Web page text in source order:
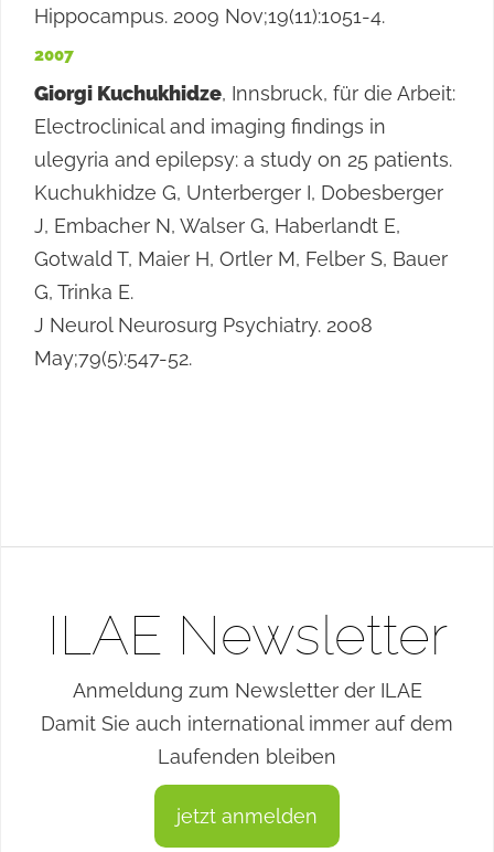
Hippocampus. 2009 Nov;19(11):1051-4.
2007
Giorgi Kuchukhidze, Innsbruck, für die Arbeit:
Electroclinical and imaging findings in
ulegyria and epilepsy: a study on 25 patients.
Kuchukhidze G, Unterberger I, Dobesberger
J, Embacher N, Walser G, Haberlandt E,
Gotwald T, Maier H, Ortler M, Felber S, Bauer
G, Trinka E.
J Neurol Neurosurg Psychiatry. 2008
May;79(5):547-52.
ILAE Newsletter
Anmeldung zum Newsletter der ILAE
Damit Sie auch international immer auf dem
Laufenden bleiben
jetzt anmelden